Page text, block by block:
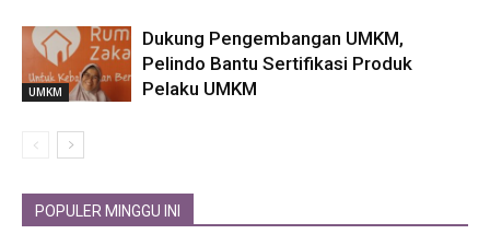
UMKM
Dukung Pengembangan UMKM,
Pelindo Bantu Sertifikasi Produk
Pelaku UMKM
POPULER MINGGU INI